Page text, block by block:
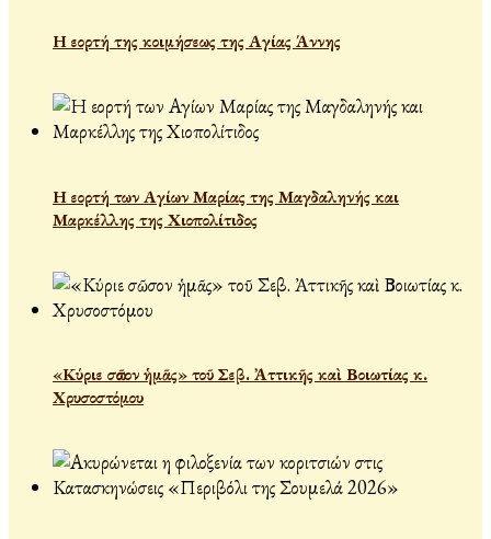
Η εορτή της κοιμήσεως της Αγίας Άννης
Η εορτή των Αγίων Μαρίας της Μαγδαληνής και
Μαρκέλλης της Χιοπολίτιδος
«Κύριε σῶσον ἡμᾶς» τοῦ Σεβ. Ἀττικῆς καὶ Βοιωτίας κ.
Χρυσοστόμου